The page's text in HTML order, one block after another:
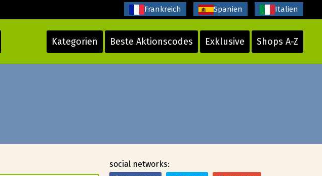
Kategorien Beste Aktionscodes Exklusive Shops A-Z
Frankreich Spanien Italien
social networks: